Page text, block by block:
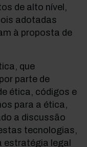
de alto nível,
adotadas
à proposta de
que
parte de
ética, códigos e
para a ética,
a discussão
tecnologias,
estratégia legal